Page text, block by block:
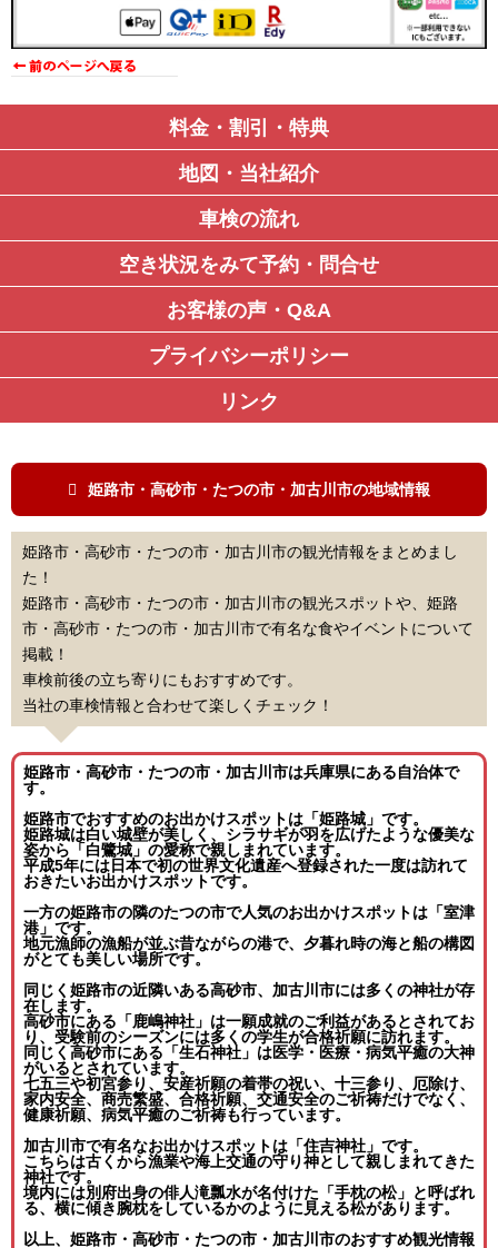
料金・割引・特典
地図・当社紹介
車検の流れ
空き状況をみて予約・問合せ
お客様の声・Q&A
プライバシーポリシー
リンク
姫路市・高砂市・たつの市・加古川市の地域情報
姫路市・高砂市・たつの市・加古川市の観光情報をまとめまし
た！
姫路市・高砂市・たつの市・加古川市の観光スポットや、姫路
市・高砂市・たつの市・加古川市で有名な食やイベントについて
掲載！
車検前後の立ち寄りにもおすすめです。
当社の車検情報と合わせて楽しくチェック！
姫路市・高砂市・たつの市・加古川市は兵庫県にある自治体で
す。
姫路市でおすすめのお出かけスポットは「姫路城」です。
姫路城は白い城壁が美しく、シラサギが羽を広げたような優美な
姿から「白鷺城」の愛称で親しまれています。
平成5年には日本で初の世界文化遺産へ登録された一度は訪れて
おきたいお出かけスポットです。
一方の姫路市の隣のたつの市で人気のお出かけスポットは「室津
港」です。
地元漁師の漁船が並ぶ昔ながらの港で、夕暮れ時の海と船の構図
がとても美しい場所です。
同じく姫路市の近隣いある高砂市、加古川市には多くの神社が存
在します。
高砂市にある「鹿嶋神社」は一願成就のご利益があるとされてお
り、受験前のシーズンには多くの学生が合格祈願に訪れます。
同じく高砂市にある「生石神社」は医学・医療・病気平癒の大神
がいるとされています。
七五三や初宮参り、安産祈願の着帯の祝い、十三参り、厄除け、
家内安全、商売繁盛、合格祈願、交通安全のご祈祷だけでなく、
健康祈願、病気平癒のご祈祷も行っています。
加古川市で有名なお出かけスポットは「住吉神社」です。
こちらは古くから漁業や海上交通の守り神として親しまれてきた
神社です。
境内には別府出身の俳人滝瓢水が名付けた「手枕の松」と呼ばれ
る、横に傾き腕枕をしているかのように見える松があります。
以上、 姫路市・高砂市・たつの市・加古川市のおすすめ観光情報